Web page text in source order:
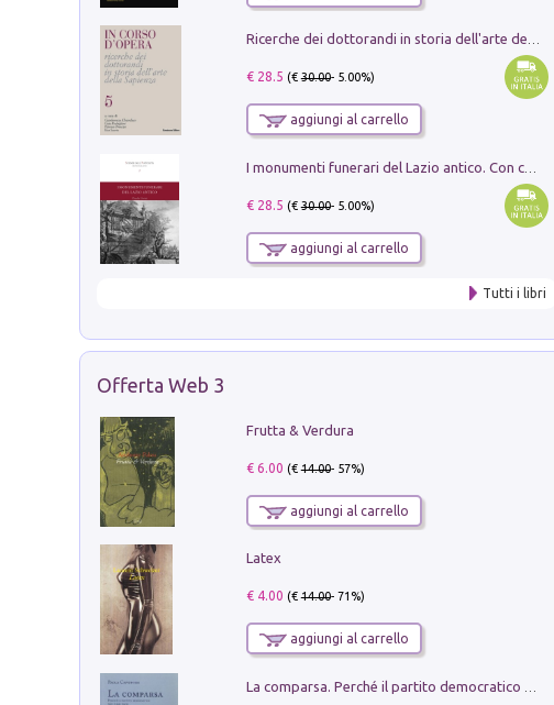
Ricerche dei dottorandi in storia dell'arte della Sapienza
€ 28.5 (€30.00- 5.00%)
aggiungi al carrello
I monumenti funerari del Lazio antico. Con cartella con tavole
€ 28.5 (€30.00- 5.00%)
aggiungi al carrello
Tutti i libri
Offerta Web 3
Frutta & Verdura
€ 6.00 (€14.00- 57%)
aggiungi al carrello
Latex
€ 4.00 (€14.00- 71%)
aggiungi al carrello